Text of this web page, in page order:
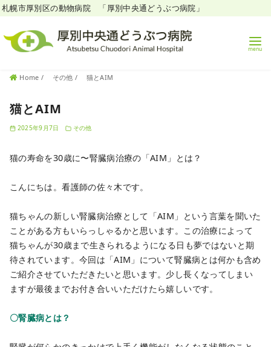
札幌市厚別区の動物病院 「厚別中央通どうぶつ病院」
Home その他 猫とAIM
猫とAIM
2025年9月7日 その他
猫の寿命を30歳に〜腎臓病治療の「AIM」とは？
こんにちは。看護師の佐々木です。
猫ちゃんの新しい腎臓病治療として「AIM」という言葉を聞いた
ことがある方もいらっしゃるかと思います。この治療によって
猫ちゃんが30歳まで生きられるようになる日も夢ではないと期
待されています。今回は「AIM」について腎臓病とは何かも含め
ご紹介させていただきたいと思います。少し長くなってしまい
ますが最後までお付き合いいただけたら嬉しいです。
〇腎臓病とは？